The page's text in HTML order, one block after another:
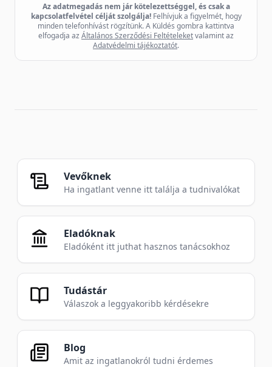
Az adatmegadás nem jár kötelezettséggel, és csak a
kapcsolatfelvétel célját szolgálja! Felhívjuk a figyelmét, hogy
minden telefonhívást rögzítünk. A Küldés gombra kattintva
elfogadja az Általános Szerződési Feltételeketvalamint az
Adatvédelmi tájékoztatót.
Vevőknek
Ha ingatlant venne itt találja a tudnivalókat
Eladóknak
Eladóként itt juthat hasznos tanácsokhoz
Tudástár
Válaszok a leggyakoribb kérdésekre
Blog
Amit az ingatlanokról tudni érdemes